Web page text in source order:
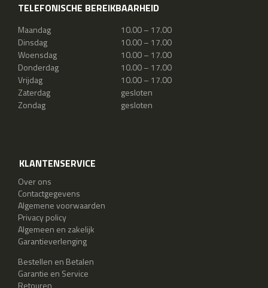
TELEFONISCHE BEREIKBAARHEID
Maandag
10.00 – 17.00
Dinsdag
10.00 – 17.00
Woensdag
10.00 – 17.00
Donderdag
10.00 – 17.00
Vrijdag
10.00 – 17.00
Zaterdag
gesloten
Zondag
gesloten
KLANTENSERVICE
Over ons
Contactgegevens
Algemene voorwaarden
Privacy policy
Algemeen en zakelijk
Garantieverlenging
Bestellen en Betalen
Garantie en Service
Retouren